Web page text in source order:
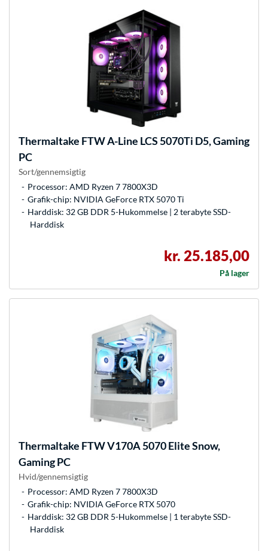
Thermaltake FTW A-Line LCS 5070Ti D5, Gaming
PC
Sort/gennemsigtig
Processor: AMD Ryzen 7 7800X3D
Grafik-chip: NVIDIA GeForce RTX 5070 Ti
Harddisk: 32 GB DDR 5-Hukommelse | 2 terabyte SSD-
Harddisk
kr. 25.185,00
På lager
Thermaltake FTW V170A 5070 Elite Snow,
Gaming PC
Hvid/gennemsigtig
Processor: AMD Ryzen 7 7800X3D
Grafik-chip: NVIDIA GeForce RTX 5070
Harddisk: 32 GB DDR 5-Hukommelse | 1 terabyte SSD-
Harddisk